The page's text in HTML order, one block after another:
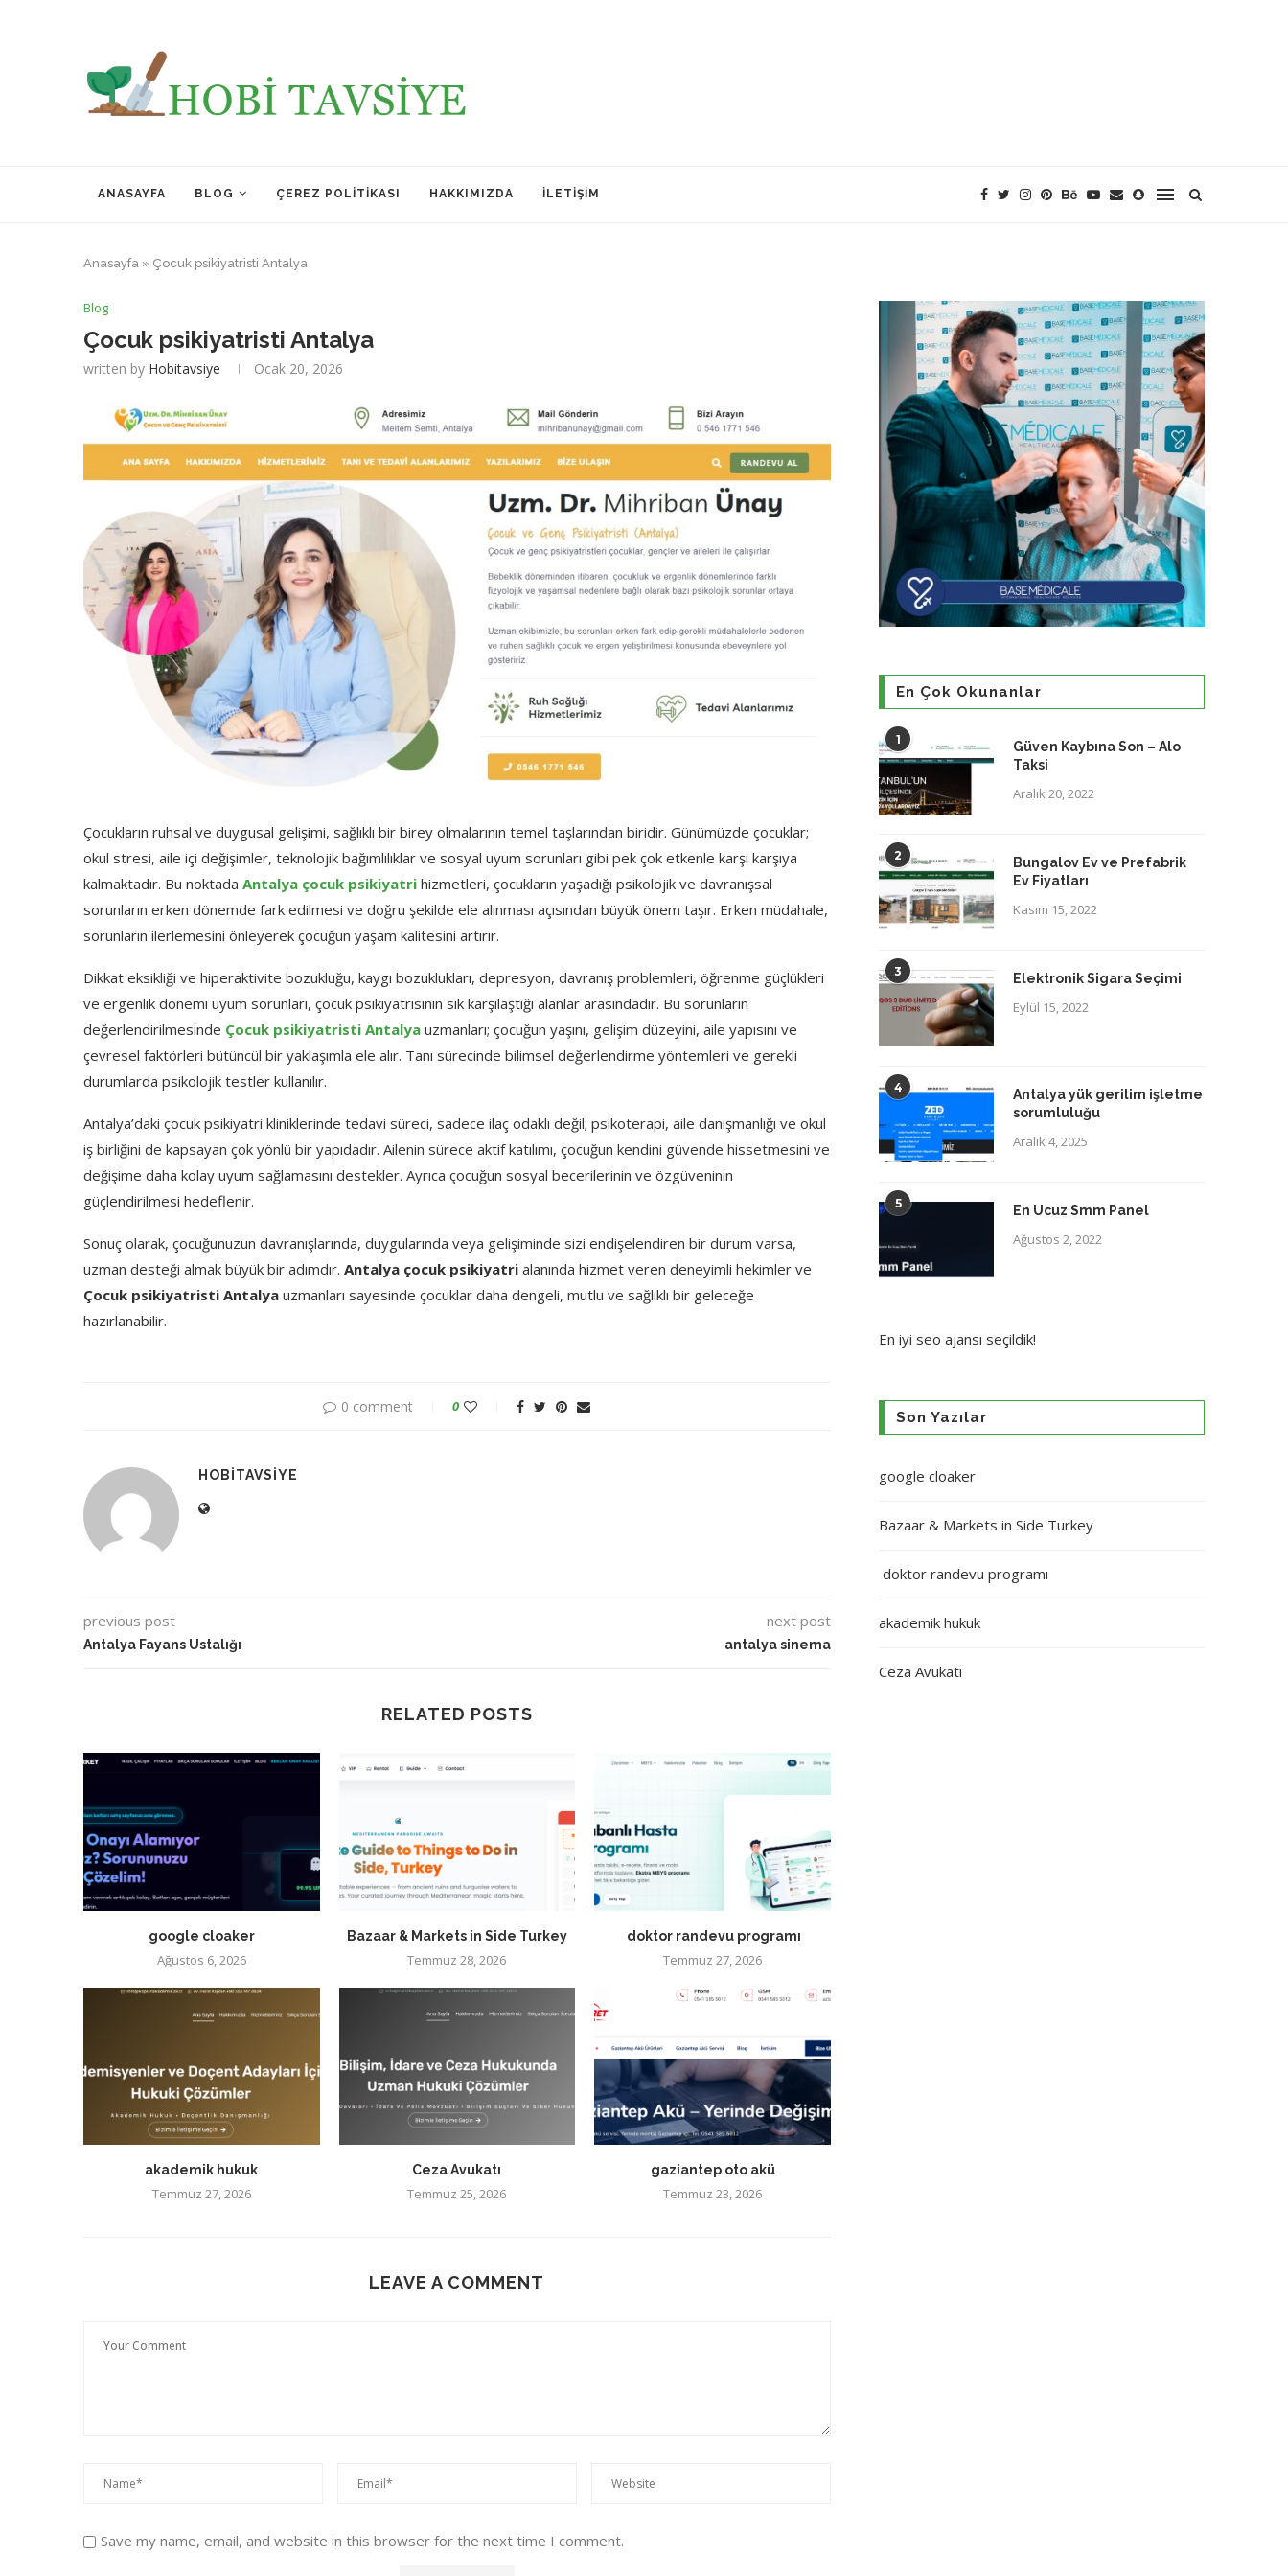
ANASAYFA BLOG ÇEREZ POLITIKASI HAKKIMIZDA İLETIŞIM
Anasayfa » Çocuk psikiyatristi Antalya
Blog
Çocuk psikiyatristi Antalya
written by Hobitavsiye Ocak 20, 2026
Çocukların ruhsal ve duygusal gelişimi, sağlıklı bir birey olmalarının temel taşlarından biridir. Günümüzde çocuklar;
okul stresi, aile içi değişimler, teknolojik bağımlılıklar ve sosyal uyum sorunları gibi pek çok etkenle karşı karşıya
kalmaktadır. Bu noktada Antalya çocuk psikiyatri hizmetleri, çocukların yaşadığı psikolojik ve davranışsal
sorunların erken dönemde fark edilmesi ve doğru şekilde ele alınması açısından büyük önem taşır. Erken müdahale,
sorunların ilerlemesini önleyerek çocuğun yaşam kalitesini artırır.
Dikkat eksikliği ve hiperaktivite bozukluğu, kaygı bozuklukları, depresyon, davranış problemleri, öğrenme güçlükleri
ve ergenlik dönemi uyum sorunları, çocuk psikiyatrisinin sık karşılaştığı alanlar arasındadır. Bu sorunların
değerlendirilmesinde Çocuk psikiyatristi Antalya uzmanları; çocuğun yaşını, gelişim düzeyini, aile yapısını ve
çevresel faktörleri bütüncül bir yaklaşımla ele alır. Tanı sürecinde bilimsel değerlendirme yöntemleri ve gerekli
durumlarda psikolojik testler kullanılır.
Antalya’daki çocuk psikiyatri kliniklerinde tedavi süreci, sadece ilaç odaklı değil; psikoterapi, aile danışmanlığı ve okul
iş birliğini de kapsayan çok yönlü bir yapıdadır. Ailenin sürece aktif katılımı, çocuğun kendini güvende hissetmesini ve
değişime daha kolay uyum sağlamasını destekler. Ayrıca çocuğun sosyal becerilerinin ve özgüveninin
güçlendirilmesi hedeflenir.
Sonuç olarak, çocuğunuzun davranışlarında, duygularında veya gelişiminde sizi endişelendiren bir durum varsa,
uzman desteği almak büyük bir adımdır. Antalya çocuk psikiyatri alanında hizmet veren deneyimli hekimler ve
Çocuk psikiyatristi Antalya uzmanları sayesinde çocuklar daha dengeli, mutlu ve sağlıklı bir geleceğe
hazırlanabilir.
0 comment 0
HOBITAVSIYE
previous post
Antalya Fayans Ustalığı
next post
antalya sinema
RELATED POSTS
google cloaker
Ağustos 6, 2026
Bazaar & Markets in Side Turkey
Temmuz 28, 2026
doktor randevu programı
Temmuz 27, 2026
akademik hukuk
Temmuz 27, 2026
Ceza Avukatı
Temmuz 25, 2026
gaziantep oto akü
Temmuz 23, 2026
LEAVE A COMMENT
Save my name, email, and website in this browser for the next time I comment.
En Çok Okunanlar
1
Güven Kaybına Son – Alo
Taksi
Aralık 20, 2022
2
Bungalov Ev ve Prefabrik
Ev Fiyatları
Kasım 15, 2022
3 Elektronik Sigara Seçimi
Eylül 15, 2022
4
Antalya yük gerilim işletme
sorumluluğu
Aralık 4, 2025
5 En Ucuz Smm Panel
Ağustos 2, 2022
En iyi seo ajansı seçildik!
Son Yazılar
google cloaker
Bazaar & Markets in Side Turkey
doktor randevu programı
akademik hukuk
Ceza Avukatı